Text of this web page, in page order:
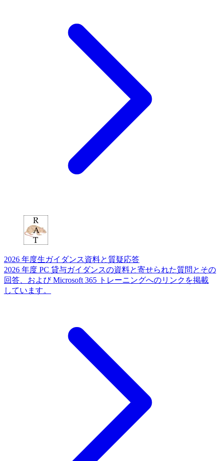
2026 年度生ガイダンス資料と質疑応答
2026 年度 PC 貸与ガイダンスの資料と寄せられた質問とその
回答、および Microsoft 365 トレーニングへのリンクを掲載
しています。